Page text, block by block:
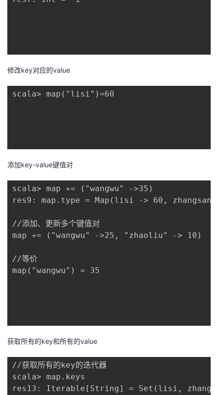
修改key对应的value
scala> map("lisi")=60
添加key-value键值对
scala> map += ("wangwu" ->35)
res9: map.type = Map(lisi -> 60, zhangsan
//添加、更新多个键值对
map += ("wangwu" ->25, "zhaoliu" -> 10)
//等价
map("wangwu") = 35
获取所有的key和所有的value
//获取所有的key的迭代器
scala> map.keys
res13: Iterable[String] = Set(lisi,